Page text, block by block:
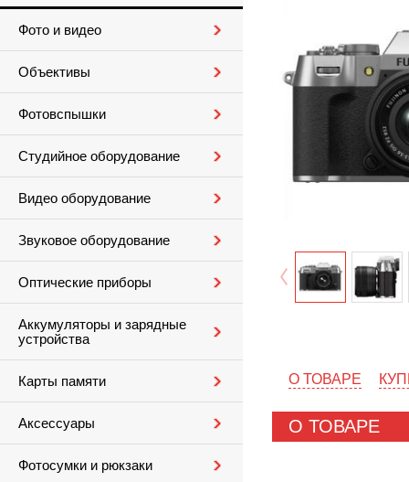
Фото и видео
Объективы
Фотовспышки
Студийное оборудование
Видео оборудование
Звуковое оборудование
Оптические приборы
Аккумуляторы и зарядные
устройства
Карты памяти
Аксессуары
Фотосумки и рюкзаки
О ТОВАРЕ
О ТОВАРЕ